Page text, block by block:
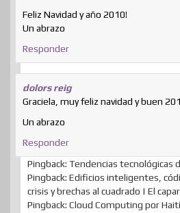
Feliz Navidad y año 2010!
Un abrazo
Responder
dolors reig
Graciela, muy feliz navidad y buen
Un abrazo
Responder
Pingback: Tendencias tecnológicas
Pingback: Edificios inteligentes,
crisis y brechas al cuadrado | El
Pingback: Cloud Computing por